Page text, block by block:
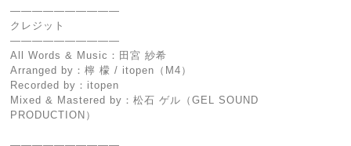
――――――――――
クレジット
――――――――――
All Words & Music：田宮 紗希
Arranged by：檸 檬 / itopen（M4）
Recorded by：itopen
Mixed & Mastered by：松石 ゲル（GEL SOUND
PRODUCTION）